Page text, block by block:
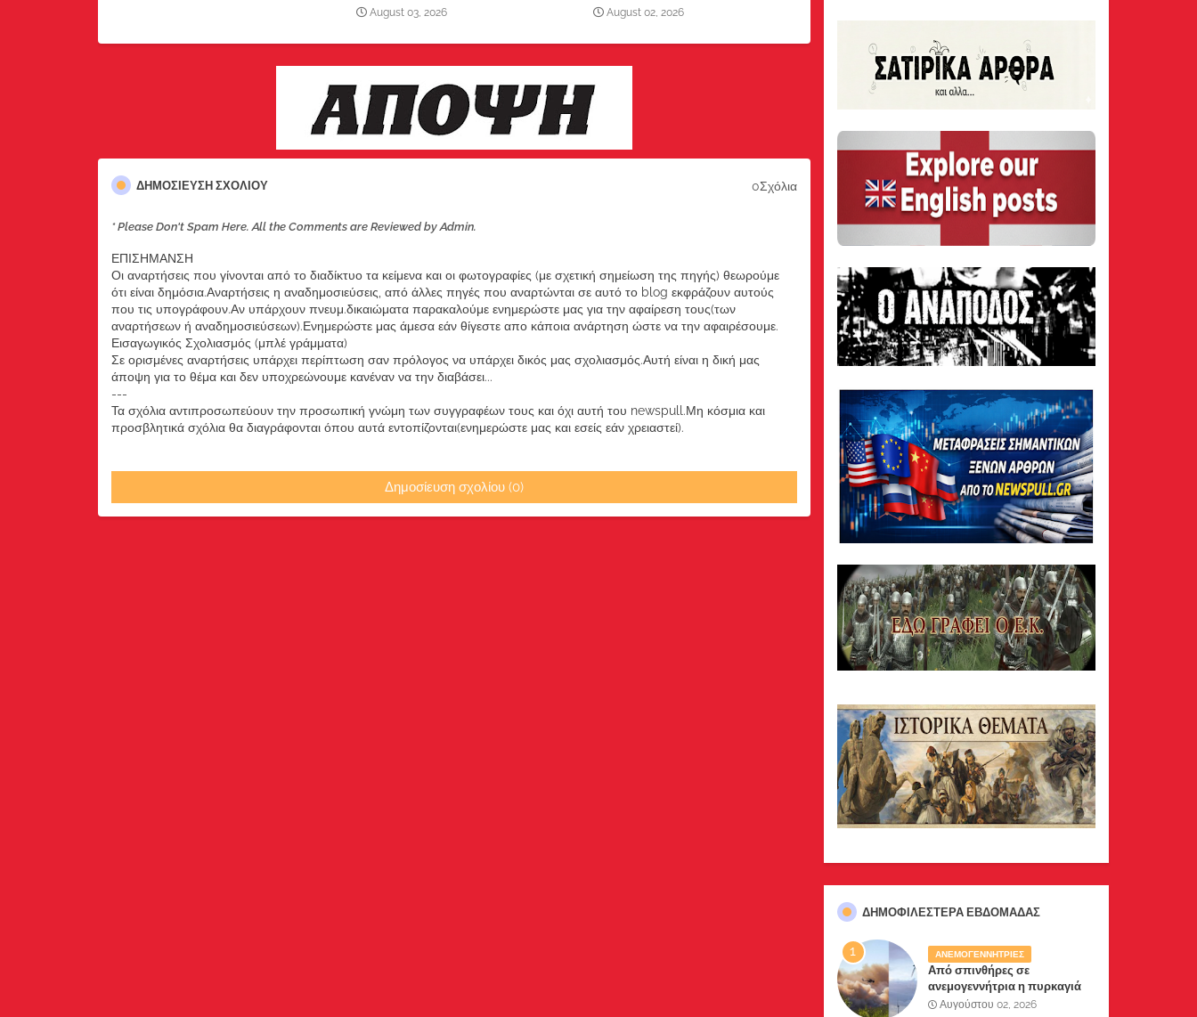
August 03, 2026 August 02, 2026
ΔΗΜΟΣΊΕΥΣΗ ΣΧΟΛΊΟΥ 0Σχόλια
* Please Don't Spam Here. All the Comments are Reviewed by Admin.
ΕΠΙΣΗΜΑΝΣΗ
Οι αναρτήσεις που γίνονται από το διαδίκτυο τα κείμενα και οι φωτογραφίες (με σχετική σημείωση της πηγής) θεωρούμε
ότι είναι δημόσια.Αναρτήσεις η αναδημοσιεύσεις, από άλλες πηγές που αναρτώνται σε αυτό το blog εκφράζουν αυτούς
που τις υπογράφουν.Αν υπάρχουν πνευμ.δικαιώματα παρακαλούμε ενημερώστε μας για την αφαίρεση τους(των
αναρτήσεων ή αναδημοσιεύσεων).Ενημερώστε μας άμεσα εάν θίγεστε απο κάποια ανάρτηση ώστε να την αφαιρέσουμε.
Εισαγωγικός Σχολιασμός (μπλέ γράμματα)
Σε ορισμένες αναρτήσεις υπάρχει περίπτωση σαν πρόλογος να υπάρχει δικός μας σχολιασμός.Αυτή είναι η δική μας
άποψη για το θέμα και δεν υποχρεώνουμε κανέναν να την διαβάσει...
---
Τα σχόλια αντιπροσωπεύουν την προσωπική γνώμη των συγγραφέων τους και όχι αυτή του newspull.Μη κόσμια και
προσβλητικά σχόλια θα διαγράφονται όπου αυτά εντοπίζονται(ενημερώστε μας και εσείς εάν χρειαστεί).
Δημοσίευση σχολίου (0)
ΔΗΜΟΦΙΛΈΣΤΕΡΑ ΕΒΔΟΜΆΔΑΣ
ΑΝΕΜΟΓΕΝΝΗΤΡΙΕΣ
Από σπινθήρες σε
ανεμογεννήτρια η πυρκαγιά
σε Βοιωτία-Αττική .Δύο
Αυγούστου 02, 2026